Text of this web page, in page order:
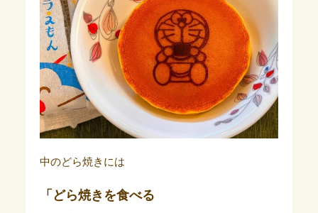
中のどら焼きには
「どら焼きを食べる